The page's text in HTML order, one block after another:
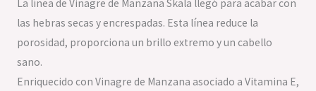
La línea de Vinagre de Manzana Skala llegó para acabar con
las hebras secas y encrespadas. Esta línea reduce la
porosidad, proporciona un brillo extremo y un cabello
sano.
Enriquecido con Vinagre de Manzana asociado a Vitamina E,